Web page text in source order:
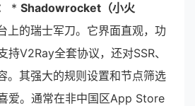
* Shadowrocket（小火
上的瑞士军刀。它界面直观，功
持V2Ray全套协议，还对SSR、
。其强大的规则设置和节点筛选
爱。通常在非中国区App Store